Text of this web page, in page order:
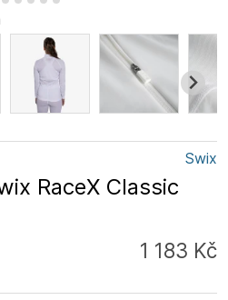
Swix
RaceX Classic
1 183 Kč